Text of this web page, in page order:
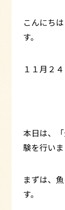
こんにち
す。
１１月２
本日は、
験を行いま
まずは、
す。